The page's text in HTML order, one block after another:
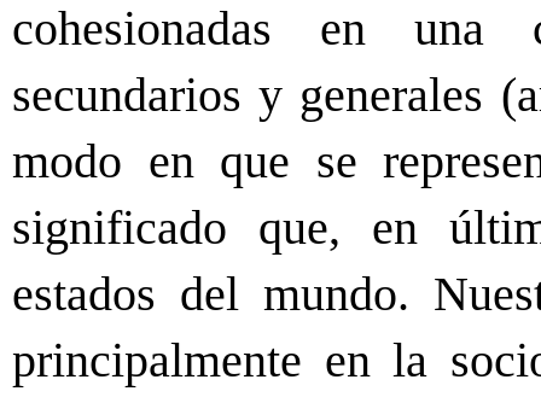
cohesionadas en una
secundarios y generales
modo en que se
significado que, en
estados del mundo.
principalmente en la